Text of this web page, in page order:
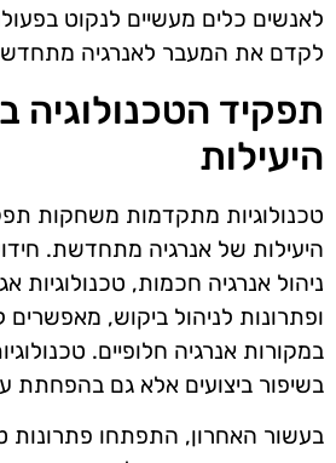
לאנשים כלים מעשיים לנקוט
לקדם את המעבר לאנרגיה
תפקיד הטכנולוגיה
היעילות
טכנולוגיות מתקדמות משחקות
היעילות של אנרגיה מתחדשת.
ניהול אנרגיה חכמות, טכנולוגיות
ופתרונות לניהול ביקוש,
במקורות אנרגיה חלופיים.
בשיפור ביצועים אלא גם בהפחתת
בעשור האחרון, התפתחו פתרונות